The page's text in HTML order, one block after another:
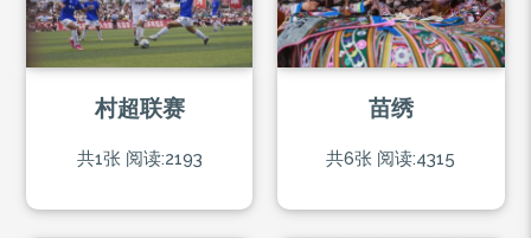
村超联赛
共1张 阅读:2193
苗绣
共6张 阅读:4315